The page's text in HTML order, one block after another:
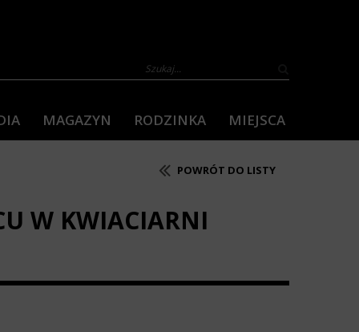
MAGAZYN RODZINKA MIEJSCA
POWRÓT DO LISTY
W KWIACIARNI